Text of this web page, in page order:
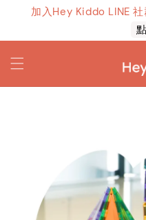
加入Hey Kiddo LINE